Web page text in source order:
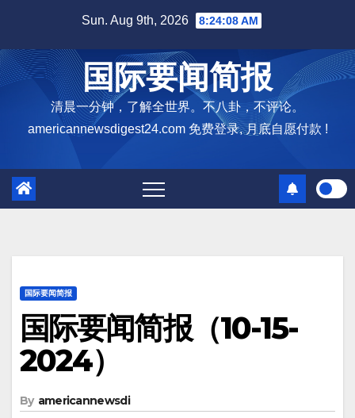
content
Sun. Aug 9th, 2026 8:24:09 AM
国际要闻简报
清晨一分钟，了解全世界。不八卦，不评论。
americannewsdigest24.com 免费登录, 月底自愿付款 !
国际要闻简报
国际要闻简报（10-15-
2024）
By americannewsdi